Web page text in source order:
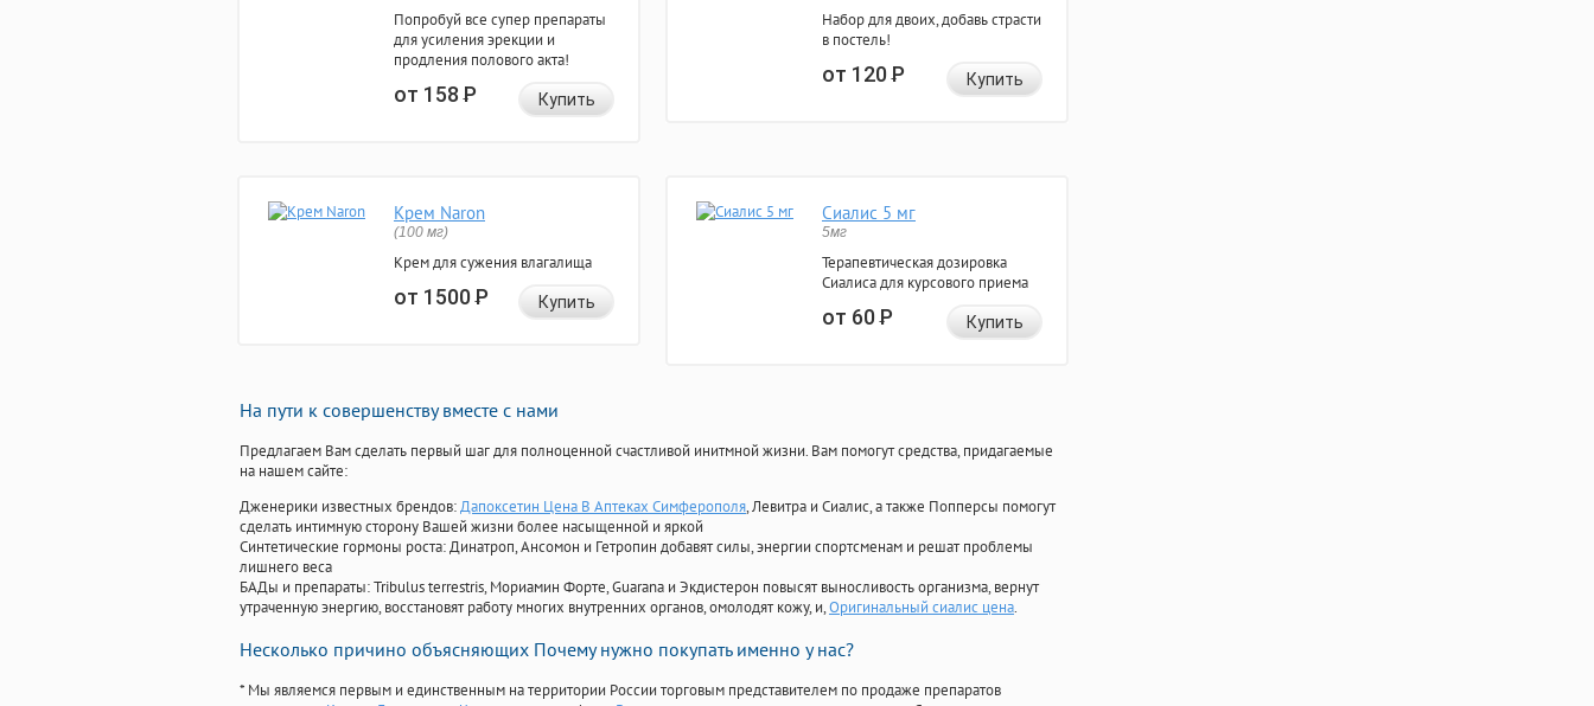
Попробуй все супер препараты
для усиления эрекции и
продления полового акта!
от 158Р Купить
Набор для двоих, добавь страсти
в постель!
от 120Р Купить
Крем Naron
(100 мг)
Крем для сужения влагалища
от 1500Р Купить
Сиалис 5 мг
5мг
Терапевтическая дозировка
Сиалиса для курсового приема
от 60Р Купить
На пути к совершенству вместе с нами
Предлагаем Вам сделать первый шаг для полноценной счастливой инитмной жизни. Вам помогут средства, придагаемые
на нашем сайте:
Дженерики известных брендов:Дапоксетин Цена В Аптеках Симферополя, Левитра и Сиалис, а также Попперсы помогут
сделать интимную сторону Вашей жизни более насыщенной и яркой
Синтетические гормоны роста: Динатроп, Ансомон и Гетропин добавят силы, энергии спортсменам и решат проблемы
лишнего веса
БАДы и препараты:Tribulus terrestris, Мориамин Форте, Guarana и Экдистерон повысят выносливость организма, вернут
утраченную энергию, восстановят работу многих внутренних органов, омолодят кожу, и,Оригинальный сиалис цена.
Несколько причино объясняющих Почему нужно покупать именно у нас?
* Мы являемся первым и единственным на территории России торговым представителем по продаже препаратов